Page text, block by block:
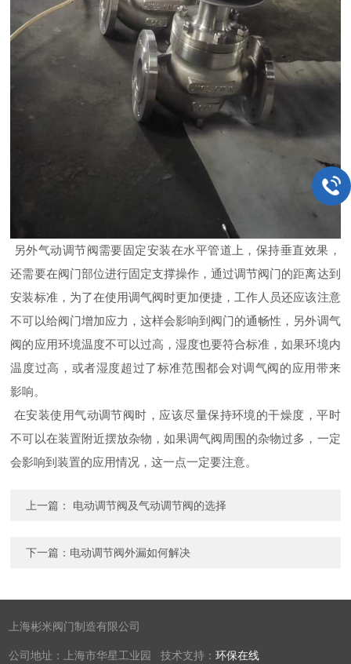
另外气动调节阀需要固定安装在水平管道上，保持垂直效果，
还需要在阀门部位进行固定支撑操作，通过调节阀门的距离达到
安装标准，为了在使用调气阀时更加便捷，工作人员还应该注意
不可以给阀门增加应力，这样会影响到阀门的通畅性，另外调气
阀的应用环境温度不可以过高，湿度也要符合标准，如果环境内
温度过高，或者湿度超过了标准范围都会对调气阀的应用带来
影响。
在安装使用气动调节阀时，应该尽量保持环境的干燥度，平时
不可以在装置附近摆放杂物，如果调气阀周围的杂物过多，一定
会影响到装置的应用情况，这一点一定要注意。
上一篇： 电动调节阀及气动调节阀的选择
下一篇： 电动调节阀外漏如何解决
上海彬米阀门制造有限公司
公司地址：上海市华星工业园 技术支持：环保在线